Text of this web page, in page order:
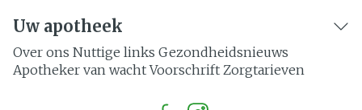
Uw apotheek
Over ons Nuttige links Gezondheidsnieuws
Apotheker van wacht Voorschrift Zorgtarieven